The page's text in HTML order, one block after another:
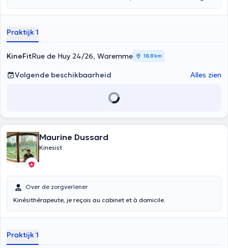
Praktijk 1
KineFitRue de Huy 24/26, Waremme 18,8 km
Volgende beschikbaarheid Alles zien
Maurine Dussard
Kinesist
Over de zorgverlener
Kinésithérapeute, je reçois au cabinet et à domicile.
Praktijk 1